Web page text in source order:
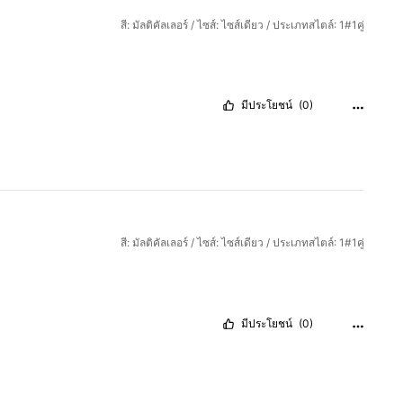
สี: มัลติคัลเลอร์ / ไซส์: ไซส์เดียว / ประเภทสไตล์: 1#1คู่
มีประโยชน์ (0)
สี: มัลติคัลเลอร์ / ไซส์: ไซส์เดียว / ประเภทสไตล์: 1#1คู่
มีประโยชน์ (0)